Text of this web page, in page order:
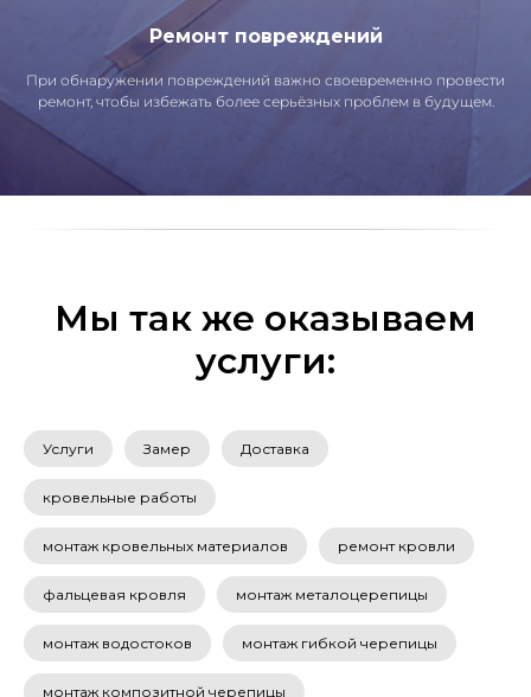
Ремонт повреждений
При обнаружении повреждений важно своевременно провести
ремонт, чтобы избежать более серьёзных проблем в будущем.
Мы так же оказываем
услуги:
Услуги Замер Доставка
кровельные работы
монтаж кровельных материалов ремонт кровли
фальцевая кровля монтаж металоцерепицы
монтаж водостоков монтаж гибкой черепицы
монтаж композитной черепицы